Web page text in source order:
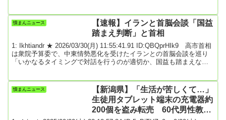
などつくはずもなく、苦しんでいる」としながら、愛する娘を巡り
これ以上誤った情報・認識が広まってほしくないと投稿を重ねてい
憤まんニュース
【速報】イランと首脳会談「国益
踏まえ判断」と首相
1: Ikhtiandr ★ 2026/03/30(月) 11:55:41.91 ID:QBQprHIk9 高市首相
は衆院予算委で、中東情勢悪化を受けたイランとの首脳会談を巡り
「いかなるタイミングで対話を行うのが適切か、国益も踏まえなが
ID:We7Fpery0予定は未定7: 名無しどんぶらこ 2026/03/30(月)
11:56:4...
憤まんニュース
【新潟県】「生活が苦しくて…」
生徒用タブレット端末の充電器約
200個を盗み転売 60代男性教師